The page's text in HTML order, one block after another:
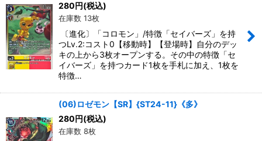
並び順:
絞り込む
280 円(税込)
在庫数 13枚
〔進化〕「コロモン」/特徴「セイバーズ」を持
つLv.2:コスト0【移動時】【登場時】自分のデッ
キの上から3枚オープンする。その中の特徴「セ
イバーズ」を持つカード1枚を手札に加え、1枚を
特徴…
(06)ロゼモン【SR】{ST24-11}《多》
280 円(税込)
在庫数 8枚